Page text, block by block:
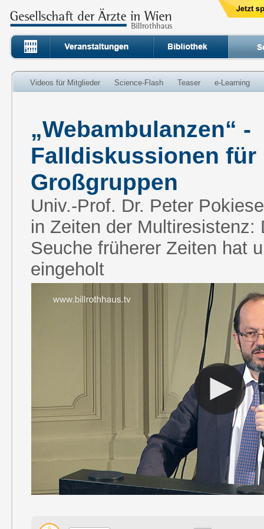
Videos für Mitglieder Science-Flash Teaser e-Learning
„Webambulanzen“ -
Falldiskussionen für
Großgruppen
Univ.-Prof. Dr. Peter
in Zeiten der Multiresistenz:
Seuche früherer Zeiten hat
eingeholt